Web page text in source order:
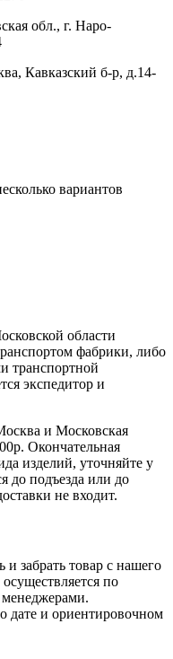
обл., г. Наро-
Кавказский б-р, д.14-
вариантов
области
фабрики, либо
транспортной
экспедитор и
и Московская
Окончательная
изделий, уточняйте у
до подъезда или до
не входит.
забрать товар с нашего
по
менеджерами.
дате и ориентировочном